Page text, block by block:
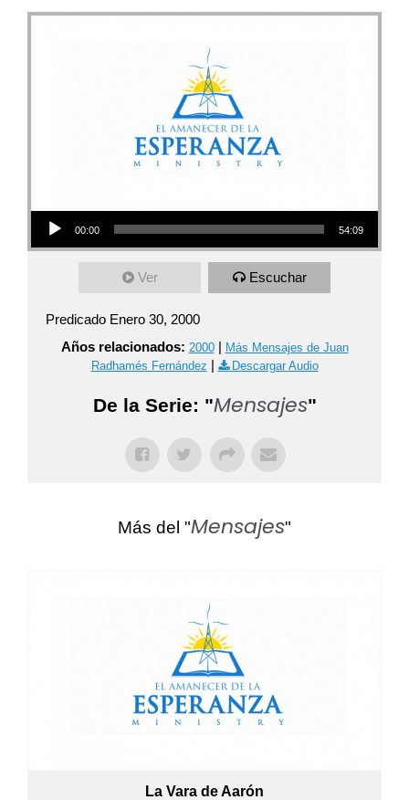
Audio Player
00:00 54:09
Ver Escuchar
Predicado Enero 30, 2000
Años relacionados: 2000| Más Mensajes de Juan
Radhamés Fernández | Descargar Audio
De la Serie: "Mensajes"
Más del "Mensajes"
La Vara de Aarón